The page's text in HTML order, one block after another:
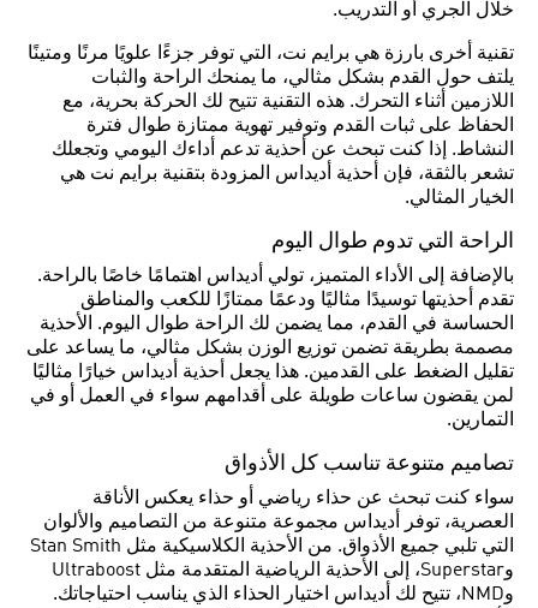
خلال الجري أو التدريب.
تقنية أخرى بارزة هي برايم نت، التي توفر جزءًا علويًا مرنًا ومتينًا
يلتف حول القدم بشكل مثالي، ما يمنحك الراحة والثبات
اللازمين أثناء التحرك. هذه التقنية تتيح لك الحركة بحرية، مع
الحفاظ على ثبات القدم وتوفير تهوية ممتازة طوال فترة
النشاط. إذا كنت تبحث عن أحذية تدعم أداءك اليومي وتجعلك
تشعر بالثقة، فإن أحذية أديداس المزودة بتقنية برايم نت هي
الخيار المثالي.
الراحة التي تدوم طوال اليوم
بالإضافة إلى الأداء المتميز، تولي أديداس اهتمامًا خاصًا بالراحة.
تقدم أحذيتها توسيدًا مثاليًا ودعمًا ممتازًا للكعب والمناطق
الحساسة في القدم، مما يضمن لك الراحة طوال اليوم. الأحذية
مصممة بطريقة تضمن توزيع الوزن بشكل مثالي، ما يساعد على
تقليل الضغط على القدمين. هذا يجعل أحذية أديداس خيارًا مثاليًا
لمن يقضون ساعات طويلة على أقدامهم سواء في العمل أو في
التمارين.
تصاميم متنوعة تناسب كل الأذواق
سواء كنت تبحث عن حذاء رياضي أو حذاء يعكس الأناقة
العصرية، توفر أديداس مجموعة متنوعة من التصاميم والألوان
التي تلبي جميع الأذواق. من الأحذية الكلاسيكية مثل Stan Smith
وSuperstar، إلى الأحذية الرياضية المتقدمة مثل Ultraboost
وNMD، تتيح لك أديداس اختيار الحذاء الذي يناسب احتياجاتك.